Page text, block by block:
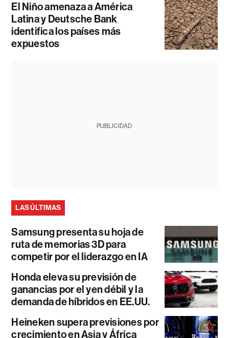
El Niño amenaza a América
Latina y Deutsche Bank
identifica los países más
expuestos
PUBLICIDAD
LAS ÚLTIMAS
Samsung presenta su hoja de
ruta de memorias 3D para
competir por el liderazgo en IA
Honda eleva su previsión de
ganancias por el yen débil y la
demanda de híbridos en EE.UU.
Heineken supera previsiones por
crecimiento en Asia y África